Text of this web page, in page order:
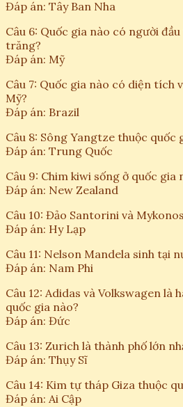
Đáp án: Tây Ban Nha
Câu 6: Quốc gia nào có người
trăng?
Đáp án: Mỹ
Câu 7: Quốc gia nào có diện tích
Mỹ?
Đáp án: Brazil
Câu 8: Sông Yangtze thuộc quốc
Đáp án: Trung Quốc
Câu 9: Chim kiwi sống ở quốc gia
Đáp án: New Zealand
Câu 10: Đảo Santorini và
Đáp án: Hy Lạp
Câu 11: Nelson Mandela sinh tại
Đáp án: Nam Phi
Câu 12: Adidas và Volkswagen
quốc gia nào?
Đáp án: Đức
Câu 13: Zurich là thành phố lớn
Đáp án: Thụy Sĩ
Câu 14: Kim tự tháp Giza thuộc
Đáp án: Ai Cập